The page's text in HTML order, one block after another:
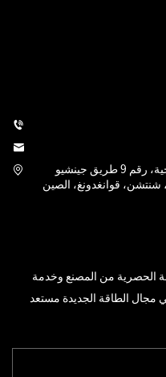
701-6 حديقة ميثوافوجينغ للعلوم البيولوجية، رقم 9 طريق جينشيو
شنتشن، قوانغدونغ، الصين
الحصرية من المصنع وخدمة
الطاقة الجديدة مستعد